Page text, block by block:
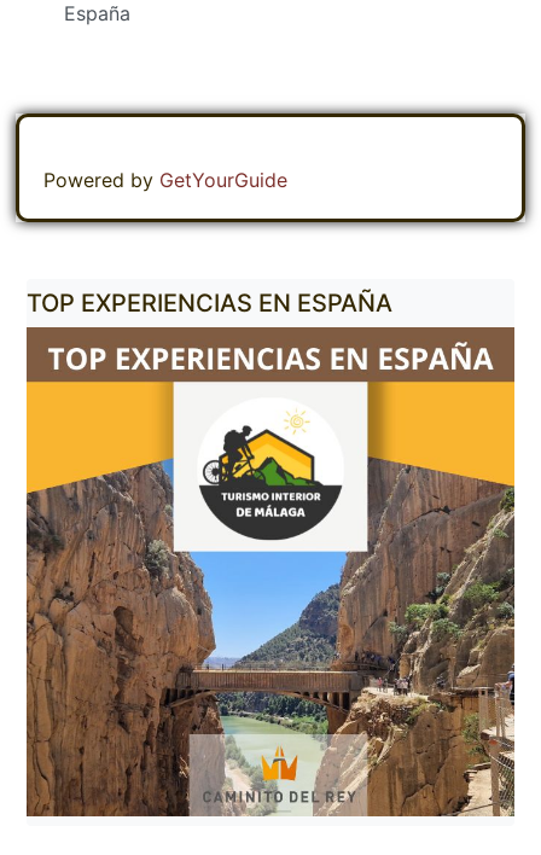
España
Powered by GetYourGuide
TOP EXPERIENCIAS EN ESPAÑA